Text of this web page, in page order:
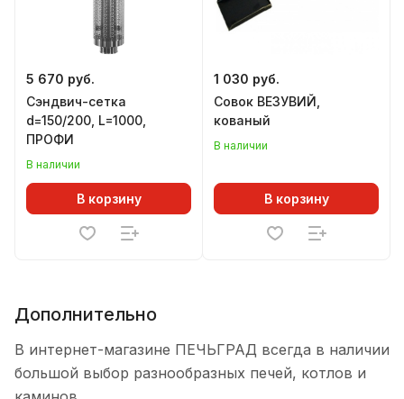
5 670 руб.
Сэндвич-сетка
d=150/200, L=1000,
ПРОФИ
В наличии
В корзину
1 030 руб.
Совок ВЕЗУВИЙ,
кованый
В наличии
В корзину
Дополнительно
В интернет-магазине ПЕЧЬГРАД всегда в наличии
большой выбор разнообразных печей, котлов и